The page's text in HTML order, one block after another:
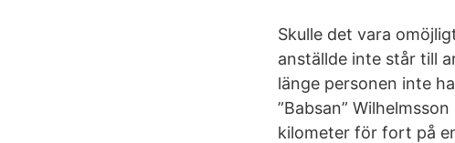
Skulle det vara
anställde inte står till
länge personen inte
”Babsan”
kilometer för fort på